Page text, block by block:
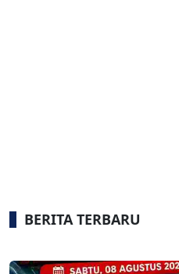
BERITA TERBARU